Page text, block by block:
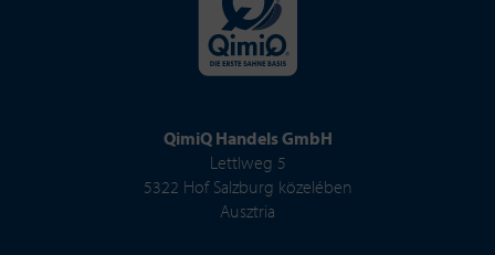
QimiQ Handels GmbH
Lettlweg 5
5322 Hof Salzburg közelében
Ausztria